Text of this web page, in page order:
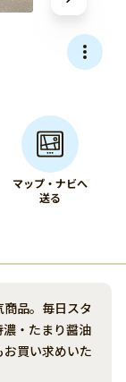
マップ・ナビへ
送る
品。毎日スタ
・たまり醤油
買い求めいた